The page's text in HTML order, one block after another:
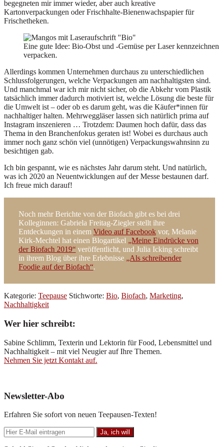
begegneten mir immer wieder, aber auch kreative
Kartonverpackungen oder Frischhalte-Bienenwachspapier für
Frischetheken.
Eine gute Idee: Bio-Obst und -Gemüse per Laser
verpacken.
Allerdings kommen Unternehmen durchaus zu unterschiedlichen
Schlussfolgerungen, welche Verpackungen am nachhaltigsten sind.
Und manchmal war ich mir nicht sicher, ob die Abkehr vom Plastik
tatsächlich immer dadurch motiviert ist, welche Lösung die beste für
die Umwelt ist – oder ob es darum geht, was die Käufer*innen für
nachhaltiger halten. Mehrweggläser lassen sich natürlich prima auf
Instagram inszenieren … Trotzdem: Daumen hoch dafür, dass das
Thema in den Branchenfokus geraten ist! Wobei es durchaus auch
immer noch ganz schön viel (unnötigen) Verpackungswahnsinn zu
besichtigen gab.
Ich bin gespannt, wie es nächstes Jahr darum steht. Und natürlich,
was ich 2020 an Neuentwicklungen auf der Messe bestaunen darf.
Ich freue mich darauf!
Noch mehr Berichte von der Biofach gibt es bei drei
Kolleginnen: Gabriela Freitag-Ziegler stellt ihre
Entdeckungen in einem Video auf Facebook vor, Melanie
Kirk-Mechtel hat einen Blogartikel „Meine Eindrücke von
der Biofach 2019“ veröffentlicht, und Julia Icking schreibt
in ihrem Blog über ihre Erlebnisse „Als schreibender
Foodie auf der Biofach“.
Kategorie: Teepause Stichworte: Bio, Biofach, Marketing,
Nachhaltigkeit
Wer hier schreibt:
Sabine Schlimm, Texterin und Lektorin für Food, Lebensmittel und
Nachhaltigkeit – mit viel Neugier auf Ihre Themen.
Nehmen Sie jetzt Kontakt auf.
Newsletter-Abo
Erfahren Sie sofort von neuen Teepausen-Texten!